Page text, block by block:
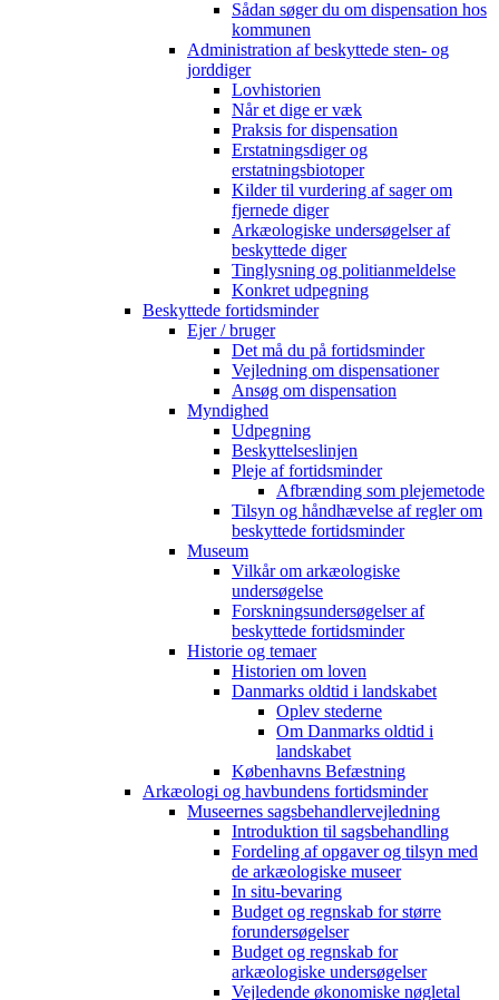
Sådan søger du om dispensation hos
kommunen
Administration af beskyttede sten- og
jorddiger
Lovhistorien
Når et dige er væk
Praksis for dispensation
Erstatningsdiger og
erstatningsbiotoper
Kilder til vurdering af sager om
fjernede diger
Arkæologiske undersøgelser af
beskyttede diger
Tinglysning og politianmeldelse
Konkret udpegning
Beskyttede fortidsminder
Ejer / bruger
Det må du på fortidsminder
Vejledning om dispensationer
Ansøg om dispensation
Myndighed
Udpegning
Beskyttelseslinjen
Pleje af fortidsminder
Afbrænding som plejemetode
Tilsyn og håndhævelse af regler om
beskyttede fortidsminder
Museum
Vilkår om arkæologiske
undersøgelse
Forskningsundersøgelser af
beskyttede fortidsminder
Historie og temaer
Historien om loven
Danmarks oldtid i landskabet
Oplev stederne
Om Danmarks oldtid i
landskabet
Københavns Befæstning
Arkæologi og havbundens fortidsminder
Museernes sagsbehandlervejledning
Introduktion til sagsbehandling
Fordeling af opgaver og tilsyn med
de arkæologiske museer
In situ-bevaring
Budget og regnskab for større
forundersøgelser
Budget og regnskab for
arkæologiske undersøgelser
Vejledende økonomiske nøgletal